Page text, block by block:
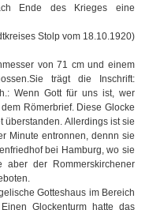
Ende des Krieges eine
Stolp vom 18.10.1920)
von 71 cm und einem
trägt die Inschrift:
Wenn Gott für uns ist, wer
Römerbrief. Diese Glocke
überstanden. Allerdings ist sie
Minute entronnen, dennn sie
bei Hamburg, wo sie
aber der Rommerskirchener
Gotteshaus im Bereich
Glockenturm hatte das